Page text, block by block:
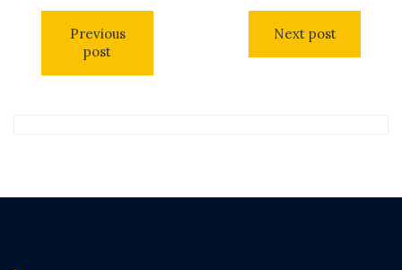
Previous
post
Next post